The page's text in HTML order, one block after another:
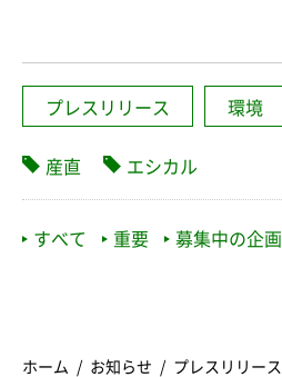
プレスリリース 環境
産直 エシカル
すべて 重要 募集中の企画
ホーム お知らせ
プレスリリース